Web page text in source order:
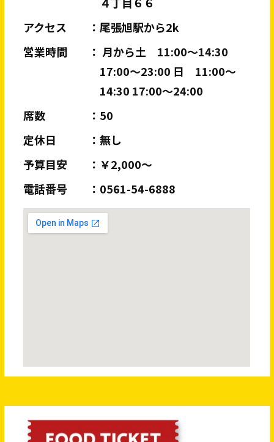
アクセス
尾張旭駅から2k
営業時間
月から土 11:00〜14:30
17:00〜23:00 日 11:00〜
14:30 17:00〜24:00
席数
50
定休日
無し
予算目安
￥2,000～
電話番号
0561-54-6888